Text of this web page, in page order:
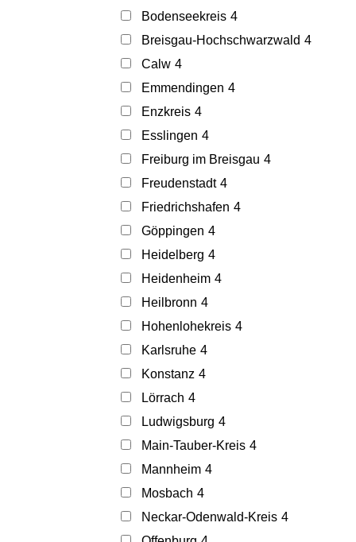
Bodenseekreis 4
Breisgau-Hochschwarzwald 4
Calw 4
Emmendingen 4
Enzkreis 4
Esslingen 4
Freiburg im Breisgau 4
Freudenstadt 4
Friedrichshafen 4
Göppingen 4
Heidelberg 4
Heidenheim 4
Heilbronn 4
Hohenlohekreis 4
Karlsruhe 4
Konstanz 4
Lörrach 4
Ludwigsburg 4
Main-Tauber-Kreis 4
Mannheim 4
Mosbach 4
Neckar-Odenwald-Kreis 4